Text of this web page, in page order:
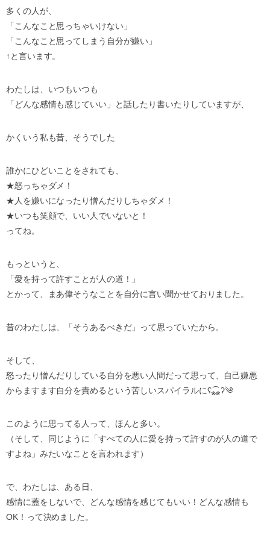
多くの人が、
「こんなこと思っちゃいけない」
「こんなこと思ってしまう自分が嫌い」
↑と言います。
わたしは、いつもいつも
「どんな感情も感じていい」と話したり書いたりしていますが、
かくいう私も昔、そうでした
誰かにひどいことをされても、
★怒っちゃダメ！
★人を嫌いになったり憎んだりしちゃダメ！
★いつも笑顔で、いい人でいないと！
ってね。
もっというと、
「愛を持って許すことが人の道！」
とかって、まあ偉そうなことを自分に言い聞かせておりました。
昔のわたしは、「そうあるべきだ」って思っていたから。
そして、
怒ったり憎んだりしている自分を悪い人間だって思って、自己嫌悪
からますます自分を責めるという苦しいスパイラルにʕ⁎̯͡⁎ʔ༄
このように思ってる人って、ほんと多い。
（そして、同じように「すべての人に愛を持って許すのが人の道で
すよね」みたいなことを言われます）
で、わたしは、ある日、
感情に蓋をしないで、どんな感情を感じてもいい！どんな感情も
OK！って決めました。